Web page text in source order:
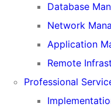
Database
Network
Application
Remote
Professional